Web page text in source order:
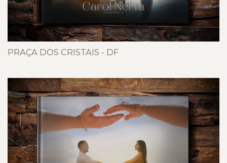
PRAÇA DOS CRISTAIS - DF